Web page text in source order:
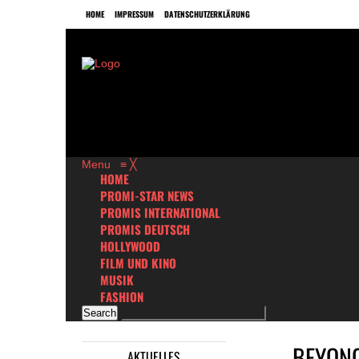
HOME IMPRESSUM DATENSCHUTZERKLÄRUNG
Menu ≡ ╳
HOME
PROMI-STAR NEWS
PROMIS INTERNATIONAL
PROMIS DEUTSCH
HOLLYWOOD
FILM UND KINO
MUSIK
FASHION